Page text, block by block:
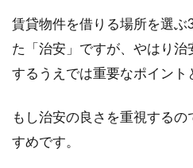
賃貸物件を借りる場所を選
た「治安」ですが、やはり
するうえでは重要なポイント
もし治安の良さを重視する
すめです。